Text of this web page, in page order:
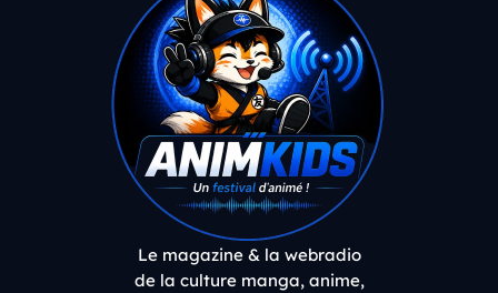
Le magazine & la webradio
de la culture manga, anime,